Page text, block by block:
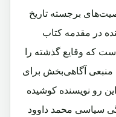
برجسته تاریخ
در مقدمه کتاب
که وقایع گذشته را
منبعی آگاهی‌بخش برای
رو نویسنده کوشیده
سیاسی محمد داوود